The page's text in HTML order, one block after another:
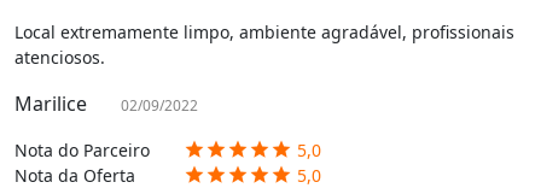
Local extremamente limpo, ambiente agradável, profissionais
atenciosos.
Marilice 02/09/2022
Nota do Parceiro star star star star star 5,0
Nota da Oferta
star star star star star 5,0